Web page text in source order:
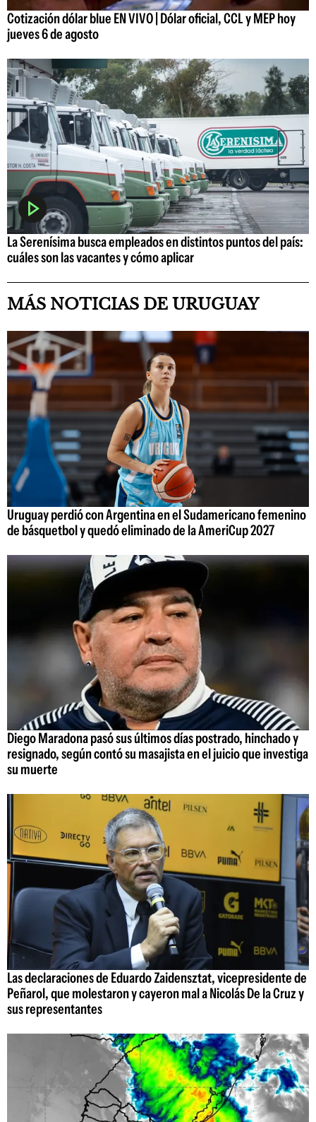
Cotización dólar blue EN VIVO | Dólar oficial, CCL y MEP hoy
jueves 6 de agosto
La Serenísima busca empleados en distintos puntos del país:
cuáles son las vacantes y cómo aplicar
MÁS NOTICIAS DE URUGUAY
Uruguay perdió con Argentina en el Sudamericano femenino
de básquetbol y quedó eliminado de la AmeriCup 2027
Diego Maradona pasó sus últimos días postrado, hinchado y
resignado, según contó su masajista en el juicio que investiga
su muerte
Las declaraciones de Eduardo Zaidensztat, vicepresidente de
Peñarol, que molestaron y cayeron mal a Nicolás De la Cruz y
sus representantes